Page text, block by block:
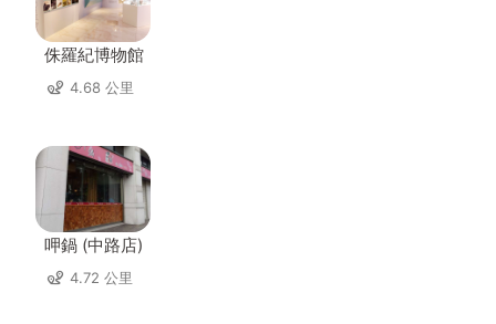
侏羅紀博物館
4.68 公里
呷鍋 (中路店)
4.72 公里